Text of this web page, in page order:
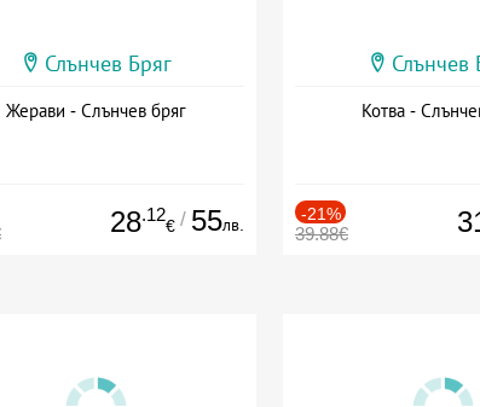
Слънчев Бряг
Жерави - Слънчев бряг
28.12
€ / 55лв.
Слънчев
Котва -
-21%
39.88€